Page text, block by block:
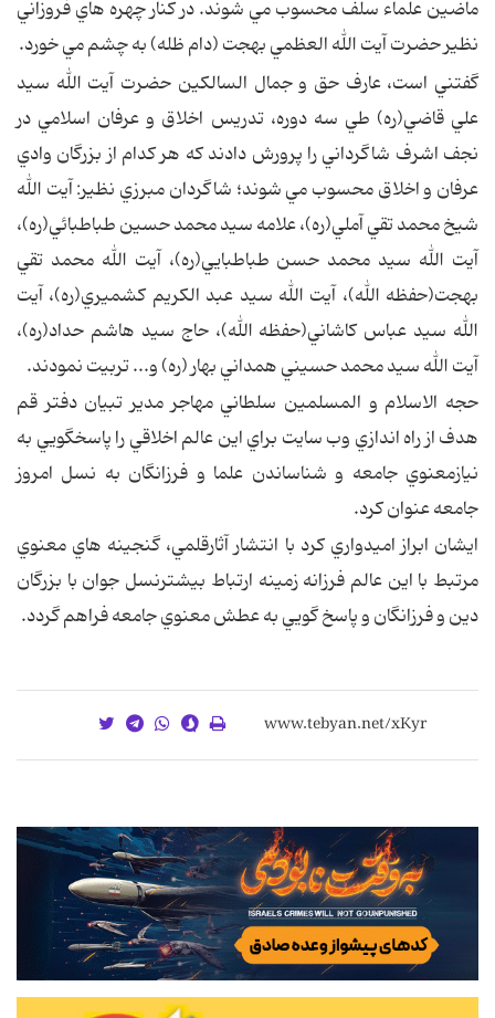
ماضين علماء سلف محسوب مي شوند. در کنار چهره هاي فروزاني
نظير حضرت آيت الله العظمي بهجت (دام ظله) به چشم مي خورد.
گفتني است، عارف حق و جمال السالکين حضرت آيت الله سيد
علي قاضي(ره) طي سه دوره، تدريس اخلاق و عرفان اسلامي در
نجف اشرف شاگرداني را پرورش دادند که هر کدام از بزرگان وادي
عرفان و اخلاق محسوب مي شوند؛ شاگردان مبرزي نظير: آيت الله
شيخ محمد تقي آملي(ره)، علامه سيد محمد حسين طباطبائي(ره)،
آيت الله سيد محمد حسن طباطبايي(ره)، آيت الله محمد تقي
بهجت(حفظه الله)، آيت الله سيد عبد الکريم کشميري(ره)، آيت
الله سيد عباس کاشاني(حفظه الله)، حاج سيد هاشم حداد(ره)،
آيت الله سيد محمد حسيني همداني بهار (ره) و... تربيت نمودند.
حجه الاسلام و المسلمين سلطاني مهاجر مدير تبيان دفتر قم
هدف از راه اندازي وب سايت براي اين عالم اخلاقي را پاسخگويي به
نيازمعنوي جامعه و شناساندن علما و فرزانگان به نسل امروز
جامعه عنوان کرد.
ايشان ابراز اميدواري کرد با انتشار آثارقلمي، گنجينه هاي معنوي
مرتبط با اين عالم فرزانه زمينه ارتباط بيشترنسل جوان با بزرگان
دين و فرزانگان و پاسخ گويي به عطش معنوي جامعه فراهم گردد.